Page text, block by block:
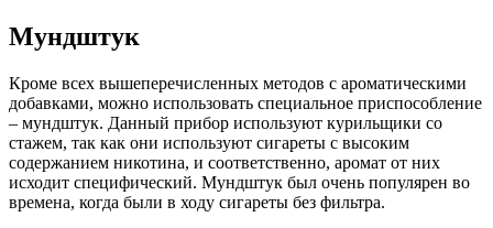
Мундштук
Кроме всех вышеперечисленных методов с ароматическими
добавками, можно использовать специальное приспособление
– мундштук. Данный прибор используют курильщики со
стажем, так как они используют сигареты с высоким
содержанием никотина, и соответственно, аромат от них
исходит специфический. Мундштук был очень популярен во
времена, когда были в ходу сигареты без фильтра.